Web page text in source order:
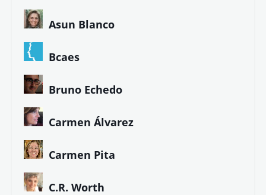
Asun Blanco
Bcaes
Bruno Echedo
Carmen Álvarez
Carmen Pita
C.R. Worth